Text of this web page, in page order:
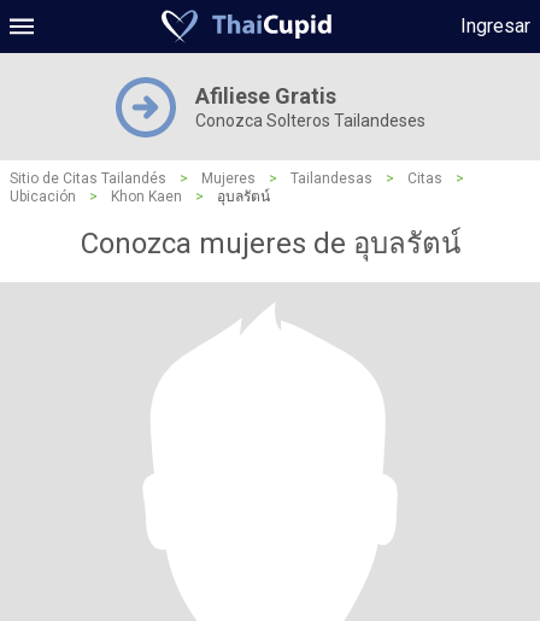
Ingresar
Afiliese Gratis
Conozca Solteros Tailandeses
Sitio de Citas Tailandés > Mujeres > Tailandesas > Citas
>
Ubicación
> Khon Kaen > อุบลรัตน์
Conozca mujeres de อุบลรัตน์